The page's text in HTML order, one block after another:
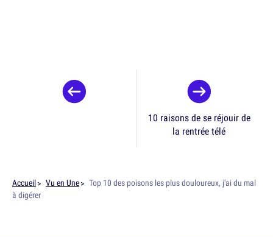
10 raisons de se réjouir de
la rentrée télé
Accueil Vu en Une
Top 10 des poisons les plus douloureux, j'ai du mal
à digérer